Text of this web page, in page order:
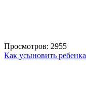
Просмотров: 2955
Как усыновить ребенка